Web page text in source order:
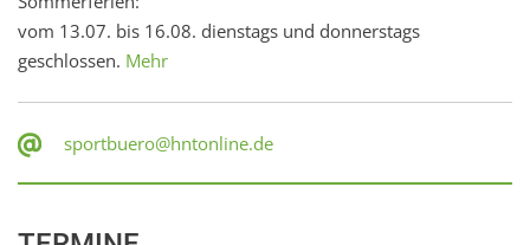
vom 13.07. bis 16.08. dienstags und donnerstags
geschlossen. Mehr
sportbuero@hntonline.de